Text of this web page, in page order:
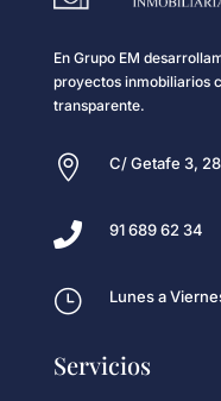
En Grupo EM
proyectos inmobiliarios
transparente.
 C/ Getafe 3,
 91 689 62 34
} Lunes a
Servicios